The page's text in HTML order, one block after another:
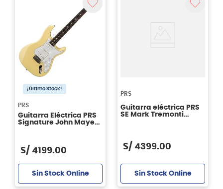
¡Último Stock!
PRS
Guitarra Eléctrica PRS
Signature John Mayer
S/ 4199.00
Sin Stock Online
PRS
Guitarra eléctrica PRS
SE Mark Tremonti
S/ 4399.00
Sin Stock Online